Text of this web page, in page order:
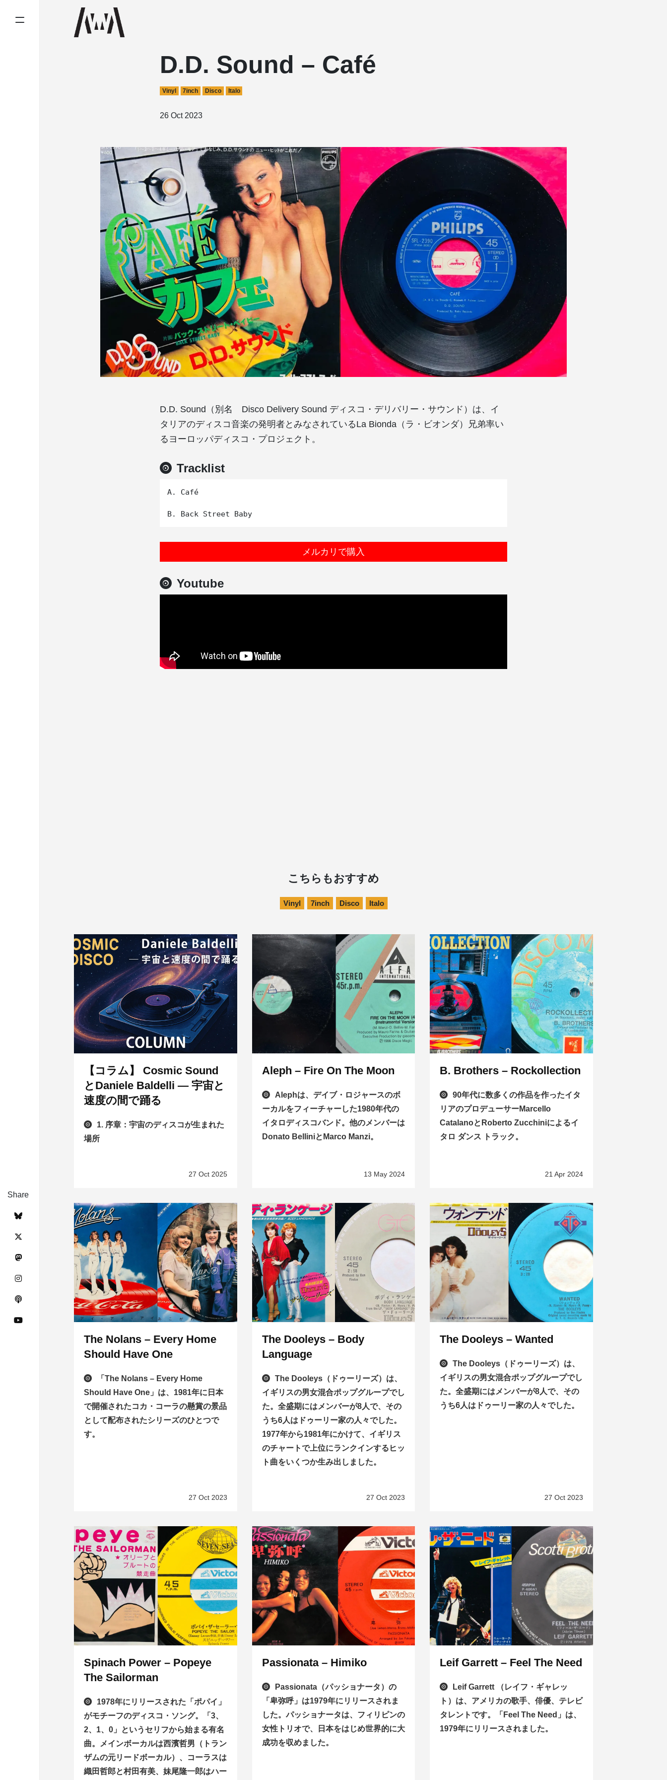
D.D. Sound – Café
Vinyl 7inch Disco Italo
26 Oct 2023
D.D. Sound（別名 Disco Delivery Sound ディスコ・デリバリー・サウンド）は、イ
タリアのディスコ音楽の発明者とみなされているLa Bionda（ラ・ビオンダ）兄弟率い
るヨーロッパディスコ・プロジェクト。
Tracklist
A. Café
メルカリで購入
Youtube
Share
こちらもおすすめ
Vinyl 7inch Disco Italo
【コラム】 Cosmic Sound
とDaniele Baldelli ― 宇宙と
速度の間で踊る
1. 序章：宇宙のディスコが生まれた
場所
27 Oct 2025
Aleph – Fire On The Moon
Alephは、デイブ・ロジャースのボ
ーカルをフィーチャーした1980年代の
イタロディスコバンド。他のメンバーは
Donato BelliniとMarco Manzi。
13 May 2024
B. Brothers – Rockollection
90年代に数多くの作品を作ったイタ
リアのプロデューサーMarcello
CatalanoとRoberto Zucchiniによるイ
タロ ダンス トラック。
21 Apr 2024
The Nolans – Every Home
Should Have One
「The Nolans – Every Home
Should Have One」は、1981年に日本
で開催されたコカ・コーラの懸賞の景品
として配布されたシリーズのひとつで
す。
27 Oct 2023
The Dooleys – Body
Language
The Dooleys（ドゥーリーズ）は、
イギリスの男女混合ポップグループでし
た。全盛期にはメンバーが8人で、その
うち6人はドゥーリー家の人々でした。
1977年から1981年にかけて、イギリス
のチャートで上位にランクインするヒッ
ト曲をいくつか生み出しました。
27 Oct 2023
The Dooleys – Wanted
The Dooleys（ドゥーリーズ）は、
イギリスの男女混合ポップグループでし
た。全盛期にはメンバーが8人で、その
うち6人はドゥーリー家の人々でした。
27 Oct 2023
Spinach Power – Popeye
The Sailorman
1978年にリリースされた「ポパイ」
がモチーフのディスコ・ソング。「3、
2、1、0」というセリフから始まる有名
曲。メインボーカルは西濱哲男（トラン
ザムの元リードボーカル）、コーラスは
織田哲郎と村田有美、妹尾隆一郎はハー
Passionata – Himiko
Passionata（パッショナータ）の
「卑弥呼」は1979年にリリースされま
した。パッショナータは、フィリピンの
女性トリオで、日本をはじめ世界的に大
成功を収めました。
Leif Garrett – Feel The Need
Leif Garrett （レイフ・ギャレッ
ト）は、アメリカの歌手、俳優、テレビ
タレントです。「Feel The Need」は、
1979年にリリースされました。